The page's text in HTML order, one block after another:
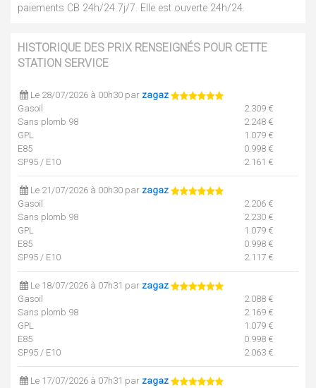
paiements CB 24h/24 7j/7. Elle est ouverte 24h/24.
HISTORIQUE DES PRIX RENSEIGNÉS POUR CETTE
STATION SERVICE
Le 28/07/2026 à 00h30 par zagaz
Gasoil
2.309 €
Sans plomb 98
2.248 €
GPL
1.079 €
E85
0.998 €
SP95 / E10
2.161 €
Le 21/07/2026 à 00h30 par zagaz
Gasoil
2.206 €
Sans plomb 98
2.230 €
GPL
1.079 €
E85
0.998 €
SP95 / E10
2.117 €
Le 18/07/2026 à 07h31 par zagaz
Gasoil
2.088 €
Sans plomb 98
2.169 €
GPL
1.079 €
E85
0.998 €
SP95 / E10
2.063 €
Le 17/07/2026 à 07h31 par zagaz